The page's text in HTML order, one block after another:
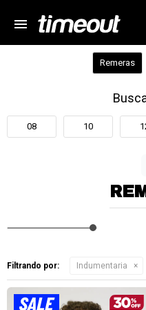
menu
Remeras
08 10
Filtrando por: Indumentaria